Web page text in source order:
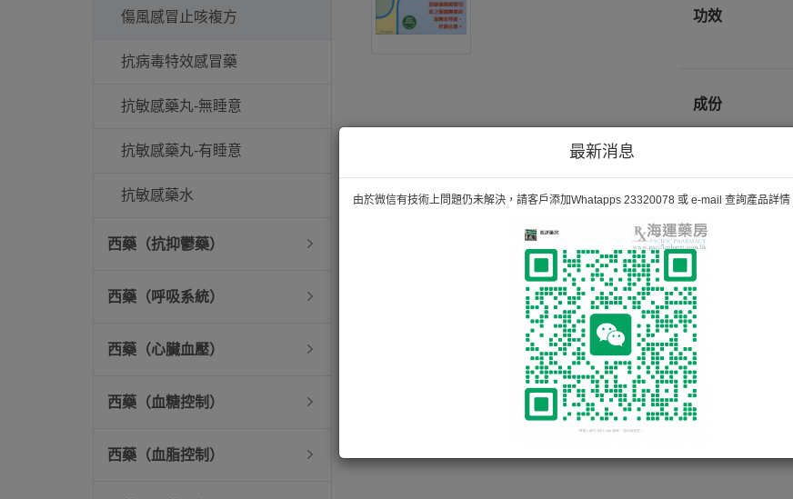
最新消息
由於微信有技術上問題仍未解決，請客戶添加Whatapps 23320078 或 e-mail 查詢產品詳情
傷風感冒止咳複方
抗病毒特效感冒藥
抗敏感藥丸-無睡意
抗敏感藥丸-有睡意
抗敏感藥水
西藥（抗抑鬱藥）
西藥（呼吸系統）
西藥（心臟血壓）
西藥（血糖控制）
西藥（血脂控制）
功效
成份
備註